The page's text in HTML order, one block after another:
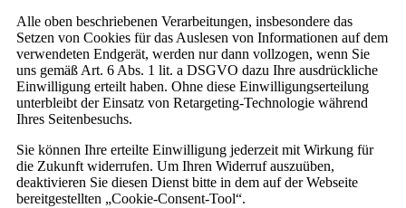
Alle oben beschriebenen Verarbeitungen, insbesondere das
Setzen von Cookies für das Auslesen von Informationen auf dem
verwendeten Endgerät, werden nur dann vollzogen, wenn Sie
uns gemäß Art. 6 Abs. 1 lit. a DSGVO dazu Ihre ausdrückliche
Einwilligung erteilt haben. Ohne diese Einwilligungserteilung
unterbleibt der Einsatz von Retargeting-Technologie während
Ihres Seitenbesuchs.
Sie können Ihre erteilte Einwilligung jederzeit mit Wirkung für
die Zukunft widerrufen. Um Ihren Widerruf auszuüben,
deaktivieren Sie diesen Dienst bitte in dem auf der Webseite
bereitgestellten „Cookie-Consent-Tool“.